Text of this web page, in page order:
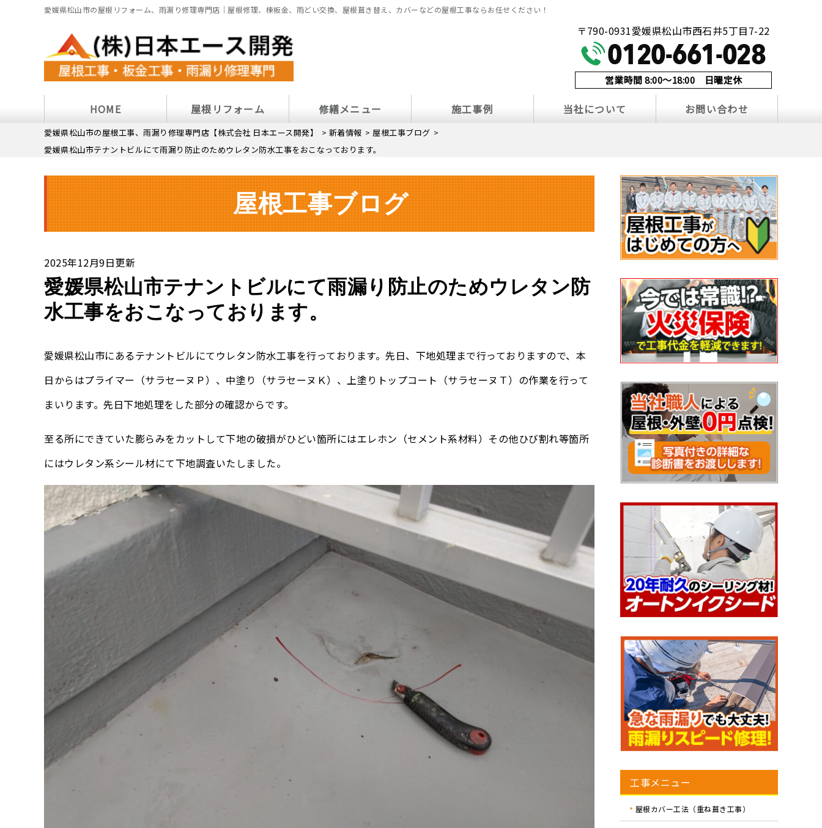
愛媛県松山市の屋根リフォーム、雨漏り修理専門店｜屋根修理、棟板金、雨どい交換、屋根葺き替え、カバーなどの屋根工事ならお任せください！
〒790-0931愛媛県松山市西石井5丁目7-22
営業時間 8:00～18:00 日曜定休
HOME 屋根リフォーム 修繕メニュー 施工事例 当社について お問い合わせ
愛媛県松山市の屋根工事、雨漏り修理専門店【株式会社 日本エース開発】 > 新着情報 > 屋根工事ブログ >
愛媛県松山市テナントビルにて雨漏り防止のためウレタン防水工事をおこなっております。
屋根工事ブログ
2025年12月9日更新
愛媛県松山市テナントビルにて雨漏り防止のためウレタン防
水工事をおこなっております。
愛媛県松山市にあるテナントビルにてウレタン防水工事を行っております。先日、下地処理まで行っておりますので、本
日からはプライマー（サラセーヌＰ）、中塗り（サラセーヌＫ）、上塗りトップコート（サラセーヌＴ）の作業を行って
まいります。先日下地処理をした部分の確認からです。
至る所にできていた膨らみをカットして下地の破損がひどい箇所にはエレホン（セメント系材料）その他ひび割れ等箇所
にはウレタン系シール材にて下地調査いたしました。
工事メニュー
屋根カバー工法（重ね葺き工事）